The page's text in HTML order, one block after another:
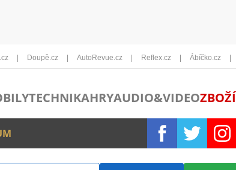
Doupě.cz AutoRevue.cz Reflex.cz Ábíčko.cz
TECHNIKAHRYAUDIO&VIDEOZBOŽÍ